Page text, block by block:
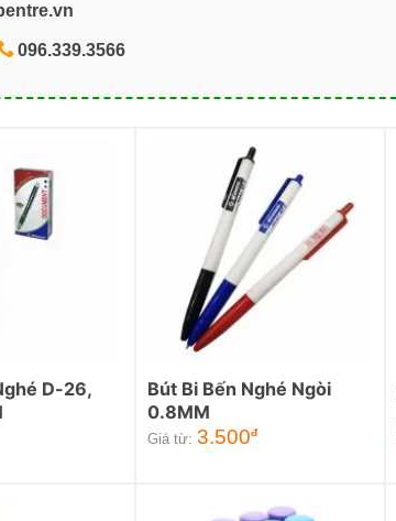
096.339.3566
D-26,
Bút Bi Bến Nghé Ngòi
0.8MM
Giá từ: 3.500đ